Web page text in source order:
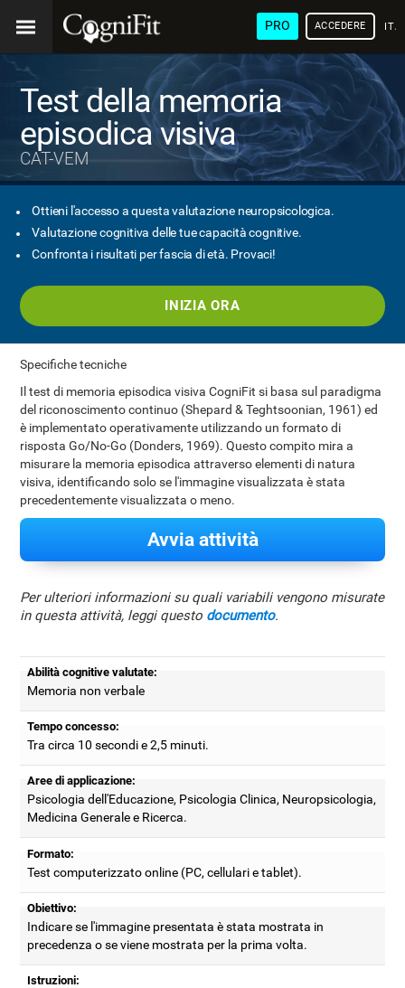
PRO ACCEDERE
Test della memoria
episodica visiva
CAT-VEM
Ottieni l'accesso a questa valutazione neuropsicologica.
Valutazione cognitiva delle tue capacità cognitive.
Confronta i risultati per fascia di età. Provaci!
INIZIA ORA
Specifiche tecniche
Il test di memoria episodica visiva CogniFit si basa sul paradigma
del riconoscimento continuo (Shepard & Teghtsoonian, 1961) ed
è implementato operativamente utilizzando un formato di
risposta Go/No-Go (Donders, 1969). Questo compito mira a
misurare la memoria episodica attraverso elementi di natura
visiva, identificando solo se l'immagine visualizzata è stata
precedentemente visualizzata o meno.
Avvia attività
Per ulteriori informazioni su quali variabili vengono misurate
in questa attività, leggi questo documento.
Abilità cognitive valutate:
Memoria non verbale
Tempo concesso:
Tra circa 10 secondi e 2,5 minuti.
Aree di applicazione:
Psicologia dell'Educazione, Psicologia Clinica, Neuropsicologia,
Medicina Generale e Ricerca.
Formato:
Test computerizzato online (PC, cellulari e tablet).
Obiettivo:
Indicare se l'immagine presentata è stata mostrata in
precedenza o se viene mostrata per la prima volta.
Istruzioni: